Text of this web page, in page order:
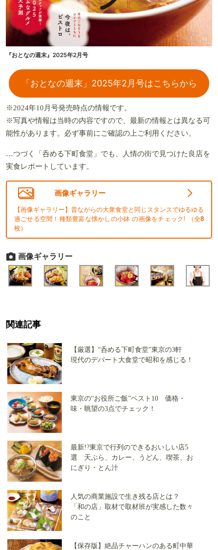
『おとなの週末』2025年2月号
「おとなの週末」2025年2月号はこちらから
※2024年10月号発売時点の情報です。
※写真や情報は当時の内容ですので、最新の情報とは異なる可
能性があります。必ず事前にご確認の上ご利用ください。
…つづく「呑める下町食堂」でも、人情の街で見つけた良店を
実食レポートしています。
画像ギャラリー
【画像ギャラリー】昔ながらの大衆食堂と同じスタンスでゆるゆる
過ごせる空間！種類豊富な懐かしの小鉢 の画像をチェック! （全8
枚）
画像ギャラリー
関連記事
【厳選】“呑める下町食堂”東京の3軒
現代のデパート大食堂で昭和を感じる！
東京の“お役所ご飯”ベスト10 価格・
味・眺望の3点でチェック！
最新!?東京で行列のできるおいしい店5
選 天ぷら、カレー、うどん、喫茶、お
にぎり・とん汁
人気の商業施設で生き残る店とは？
「和の店」取材で取材班が実感した数々
のこと
【保存版】絶品チャーハンのある町中華